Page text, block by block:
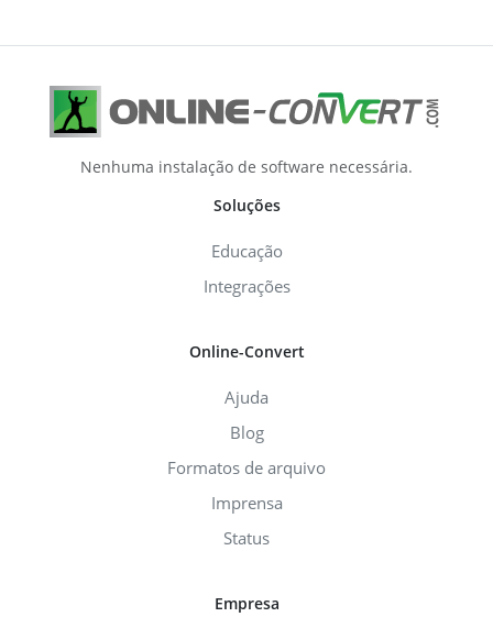
Nenhuma instalação de software necessária.
Soluções
Educação
Integrações
Online-Convert
Ajuda
Blog
Formatos de arquivo
Imprensa
Status
Empresa